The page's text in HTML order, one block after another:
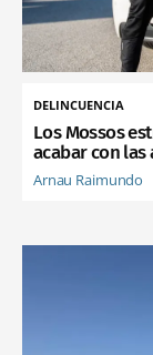
DELINCUENCIA
Los Mossos
acabar con las
Arnau Raimundo